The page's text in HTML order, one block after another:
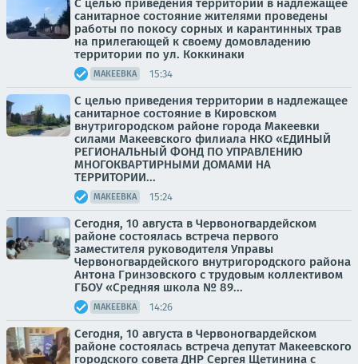
С целью приведения территории в надлежащее
санитарное состояние жителями проведены
работы по покосу сорных и карантинных трав
на прилегающей к своему домовладению
территории по ул. Коккинаки
МАКЕЕВКА 15:34
С целью приведения территории в надлежащее
санитарное состояние в Кировском
внутригородском районе города Макеевки
силами Макеевского филиала НКО «ЕДИНЫЙ
РЕГИОНАЛЬНЫЙ ФОНД ПО УПРАВЛЕНИЮ
МНОГОКВАРТИРНЫМИ ДОМАМИ НА
ТЕРРИТОРИИ...
МАКЕЕВКА 15:24
Сегодня, 10 августа в Червоногвардейском
районе состоялась встреча первого
заместителя руководителя Управы
Червоногвардейского внутригородского района
Антона Гринзовского с трудовым коллективом
ГБОУ «Средняя школа № 89...
МАКЕЕВКА 14:26
Сегодня, 10 августа в Червоногвардейском
районе состоялась встреча депутат Макеевского
городского совета ДНР Сергея Щетинина с